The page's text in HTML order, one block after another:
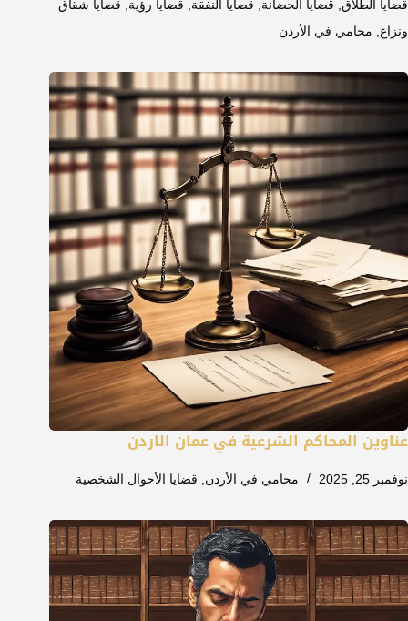
قضايا الطلاق قضايا الحضانة قضايا النفقة قضايا رؤية
قضايا شقاق
ونزاع
محامي في الأردن
عناوين المحاكم الشرعية في عمان الاردن
نوفمبر 25, 2025 محامي في الأردن قضايا الأحوال الشخصية